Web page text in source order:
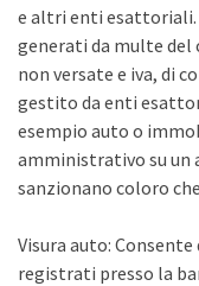
e altri enti
generati da multe del
non versate e iva, di
gestito da enti
esempio auto o
amministrativo su un
sanzionano coloro
Visura auto:
registrati presso la